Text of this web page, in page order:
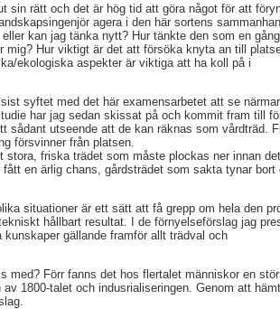
sin rätt och det är hög tid att göra något för att
agera i den här sortens
kan jag tänka nytt? Hur tänkte den som en
mig? Hur viktigt är det att försöka knyta an till
ekologiska aspekter är viktiga att ha koll på i
syftet med det här examensarbetet att se
har jag sedan skissat på och kommit fram till
sådant utseende att de kan räknas som vårdträd.
försvinner från platsen.
friska trädet som måste plockas ner innan
en ärlig chans, gårdsträdet som sakta tynar bort
situationer är ett sätt att få grepp om hela den
hållbart resultat. I de förnyelseförslag jag
gällande framför allt trädval och
Förr fanns det hos flertalet människor en
1800-talet och indusrialiseringen. Genom att